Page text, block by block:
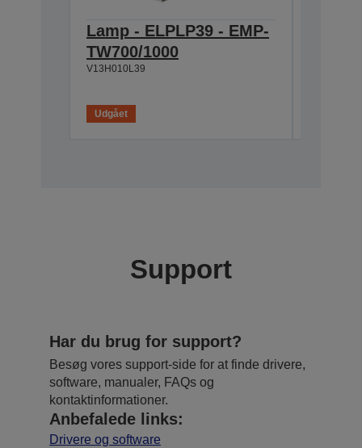
Lamp - ELPLP39 - EMP-
TW700/1000
V13H010L39
Udgået
Support
Har du brug for support?
Besøg vores support-side for at finde drivere,
software, manualer, FAQs og
kontaktinformationer.
Anbefalede links:
Drivere og software